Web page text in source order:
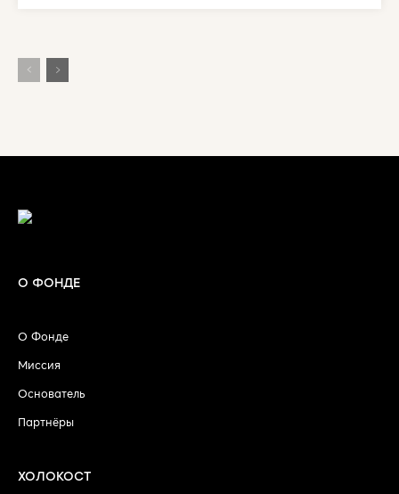
О ФОНДЕ
О Фонде
Миссия
Основатель
Партнёры
ХОЛОКОСТ